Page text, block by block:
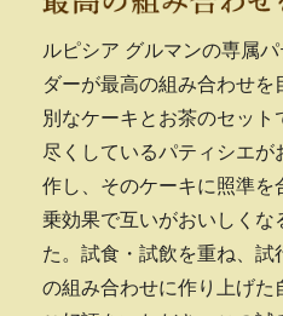
ルピシア グルマンの専属
ダーが最高の組み合わせ
別なケーキとお茶のセット
尽くしているパティシエが
作し、そのケーキに照準を
乗効果で互いがおいしくな
た。試食・試飲を重ね、試
の組み合わせに作り上げた